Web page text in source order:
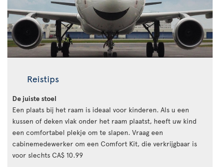
Reistips
De juiste stoel
Een plaats bij het raam is ideaal voor kinderen. Als u een
kussen of deken vlak onder het raam plaatst, heeft uw kind
een comfortabel plekje om te slapen. Vraag een
cabinemedewerker om een Comfort Kit, die verkrijgbaar is
voor slechts CA$ 10.99